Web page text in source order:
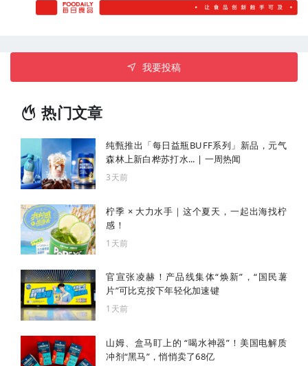
我要投稿
热门文章
纯甄推出「每日益瓶BUFF系列」新品，元气
森林上新白桦苏打水... | 一周热闻
3天前
柠季 × 大力水手｜这个夏天，一起出海找柠
感！
1天前
官宣张凌赫！产品线集体“焕新”，“国民薯
片”可比克按下年轻化加速键
1天前
山姆、盒马盯上的 “喝水神器”！美国电解质
冲剂“黑马”，悄悄卖了68亿